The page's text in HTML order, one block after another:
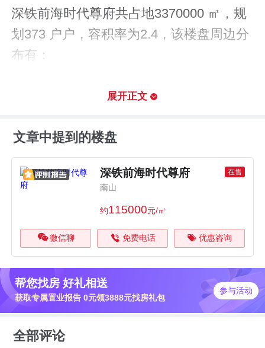
深铁前海时代尊府共占地3370000 ㎡，规
划373 户户，容积率为2.4，该楼盘周边分
布有：
楼盘5km（直线距离）内有7个大型超市，
米。
楼盘5km（直线距离）内暂时无医疗配
套。
最近的是前海时代第一幼儿园，距离楼盘3
深铁前海时代尊府位于梦海大道与桂湾四
体
展开正文
文章中提到的楼盘
深铁前海时代尊府 在售
南山
约115000元/㎡
微信聊 免费电话 优惠咨询
帮您找房 好礼相送
获取专属置业报告 0元领3888元找房礼包
参与活动
全部评论